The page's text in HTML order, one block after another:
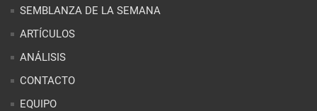
SEMBLANZA DE LA SEMANA
ARTÍCULOS
ANÁLISIS
CONTACTO
EQUIPO